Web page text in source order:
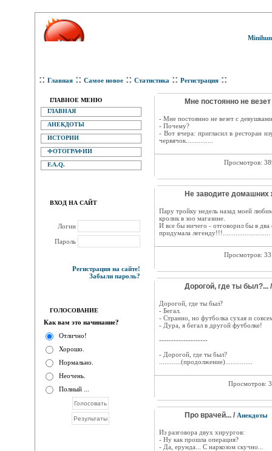
:: Главная :: Самое новое :: Статистика :: Регистрация ::
ГЛАВНОЕ МЕНЮ
ГЛАВНАЯ
АНЕКДОТЫ
ИСТОРИИ
ФОТОГРАФИИ
F.A.Q.
ВХОД НА САЙТ
Логин
Пароль
Регистрация на сайте!
Забыли пароль?
ГОЛОСОВАНИЕ
Как вам это начинание?
Отлично!
Хорошо.
Нормально.
Неочень.
Полный ...
Мне постоянно не
- Мне постоянно не везет с
- Почему?
- Вот вчера: пригласил в ресторан
червячок...............
Просмотров:
Не заводите домашних
Пару тройку недель назад моей
кролик в зоо магазине.
И все бы ничего - отговорил бы в два
придумала легенду!!!..........................
Просмотров:
Дорогой, где ты был?...
Дорогой, где ты был?
- Бегал.
- Странно, но футболка сухая и
- Дура, я бегал в другой футболке!
--------------------
- Дорогой, где ты был?
............(продолжение)...............
Просмотров:
Про врачей... / Анекдоты
Из разговора двух хирургов:
- Ну как прошла операция?
- Да, ерунда... С наркозом скучно...